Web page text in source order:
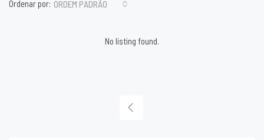
Ordenar por: ORDEM PADRÃO
No listing found.